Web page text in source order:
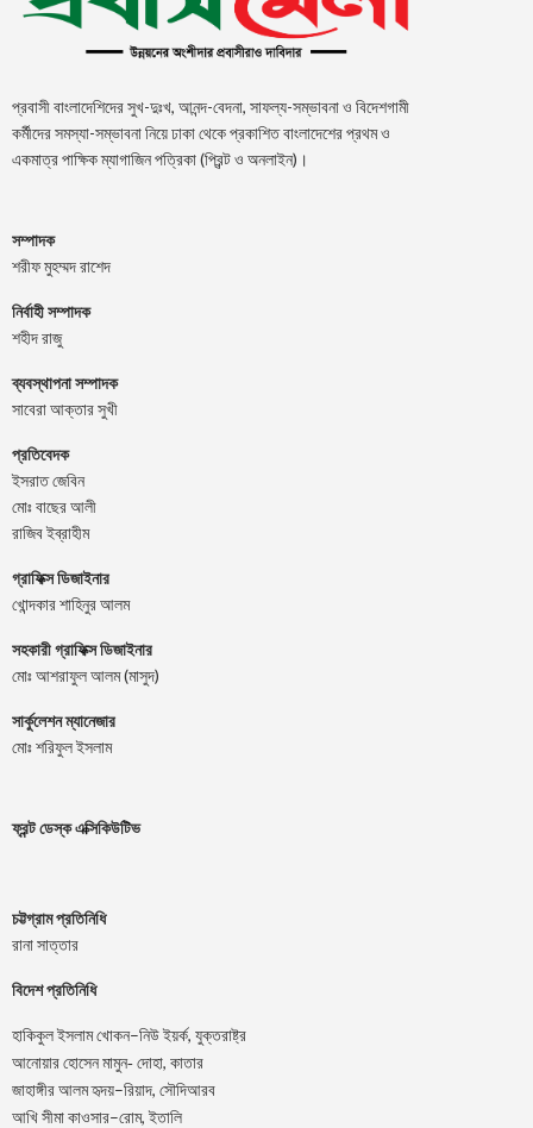
প্রবাসী বাংলাদেশিদের সুখ-দুঃখ, আনন্দ-বেদনা, সাফল্য-সম্ভাবনা ও বিদেশগামী
কর্মীদের সমস্যা-সম্ভাবনা নিয়ে ঢাকা থেকে প্রকাশিত বাংলাদেশের প্রথম ও
একমাত্র পাক্ষিক ম্যাগাজিন পত্রিকা (প্রিন্ট ও অনলাইন)।
সম্পাদক
শরীফ মুহম্মদ রাশেদ
নির্বাহী সম্পাদক
শহীদ রাজু
ব্যবস্থাপনা সম্পাদক
সাবেরা আক্তার সুখী
প্রতিবেদক
ইসরাত জেবিন
মোঃ বাছের আলী
রাজিব ইব্রাহীম
গ্রাফিক্স ডিজাইনার
খোন্দকার শাহিনুর আলম
সহকারী গ্রাফিক্স ডিজাইনার
মোঃ আশরাফুল আলম (মাসুদ)
সার্কুলেশন ম্যানেজার
মোঃ শরিফুল ইসলাম
ফ্রন্ট ডেস্ক এক্সিকিউটিভ
চট্টগ্রাম প্রতিনিধি
রানা সাত্তার
বিদেশ প্রতিনিধি
হাকিকুল ইসলাম খোকন–নিউ ইয়র্ক, যুক্তরাষ্ট্র
আনোয়ার হোসেন মামুন- দোহা, কাতার
জাহাঙ্গীর আলম হৃদয়–রিয়াদ, সৌদিআরব
আখি সীমা কাওসার–রোম,ইতালি